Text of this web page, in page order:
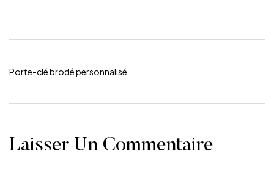
Porte-clé brodé personnalisé
Laisser Un Commentaire